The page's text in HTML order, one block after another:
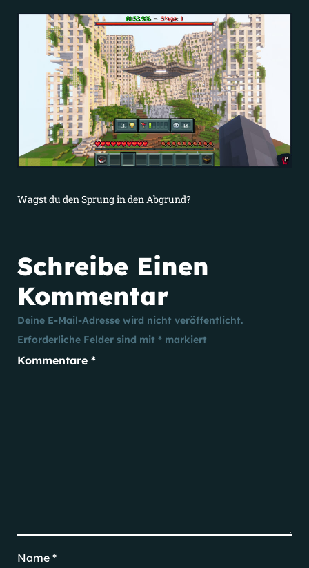
Wagst du den Sprung in den Abgrund?
Schreibe Einen
Kommentar
Deine E-Mail-Adresse wird nicht veröffentlicht.
Erforderliche Felder sind mit * markiert
Kommentare *
Name *